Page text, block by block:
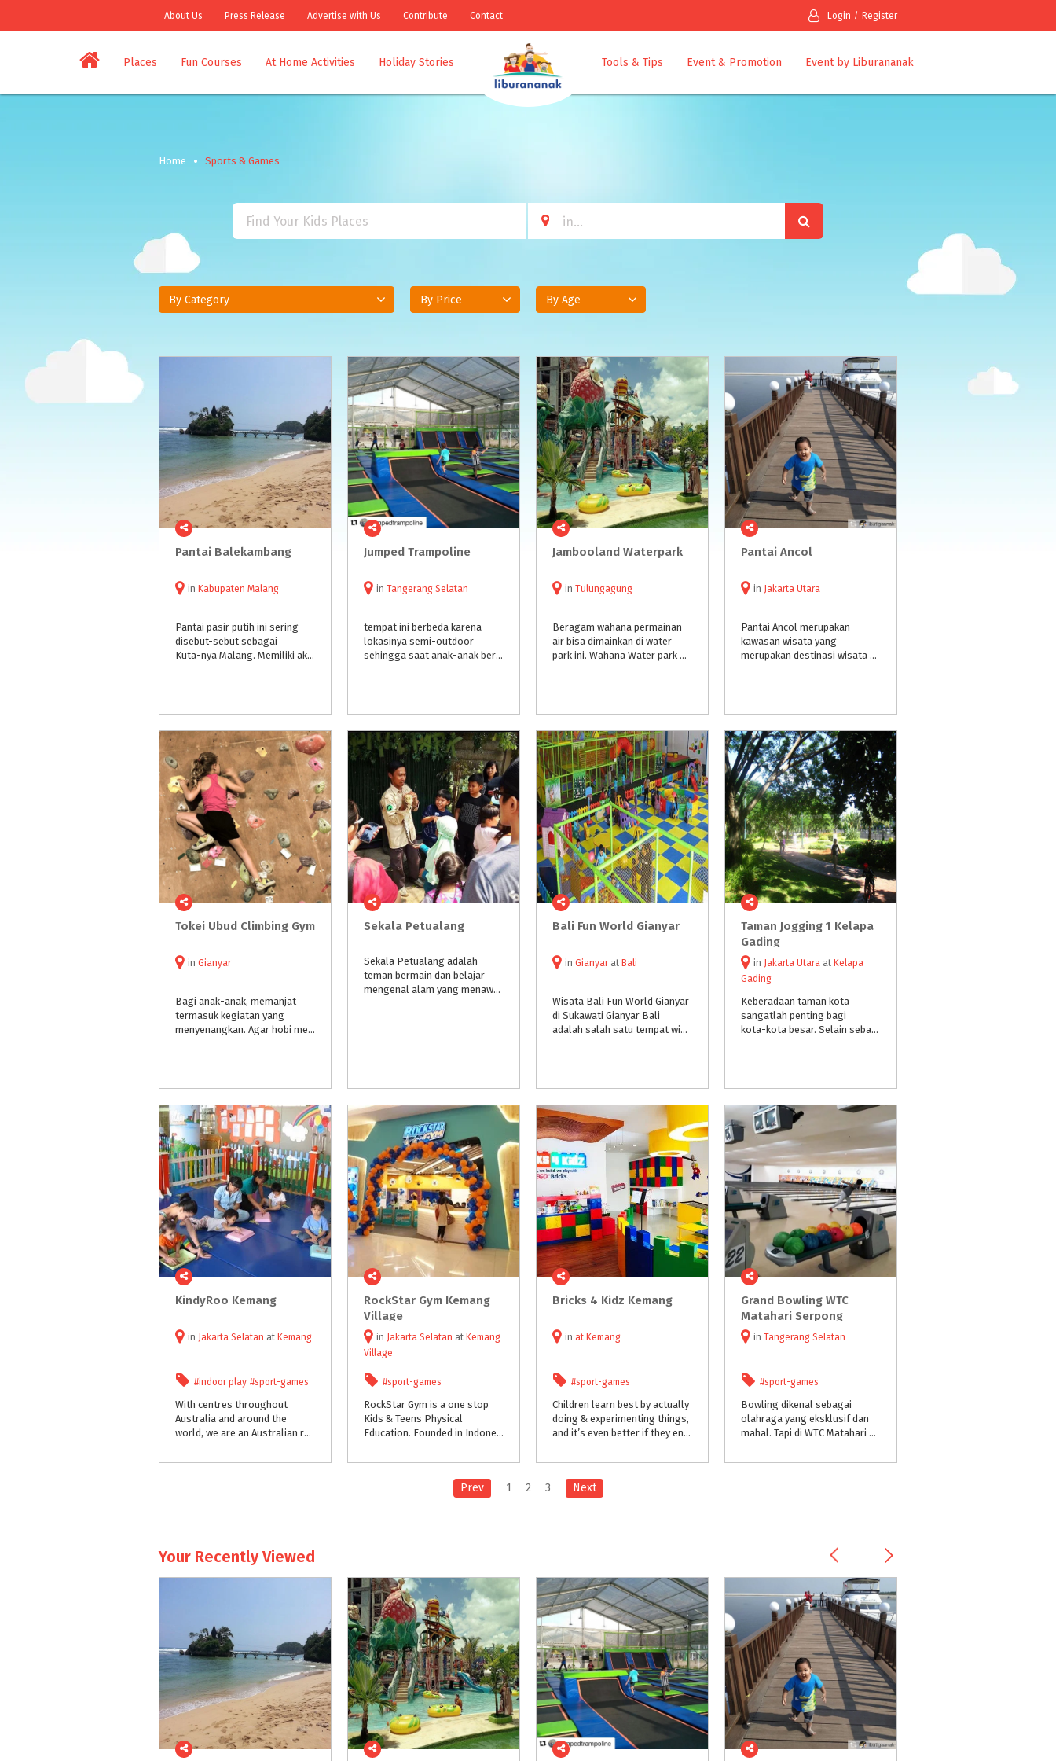
About Us Press Release Advertise with Us Contribute Contact Login Register
Places Fun Courses At Home Activities Holiday Stories Tools & Tips Event & Promotion Event by Liburananak
Home Sports & Games
By Category By Price By Age
Pantai Balekambang
in Kabupaten Malang
Pantai pasir putih ini sering
disebut-sebut sebagai
Kuta-nya Malang. Memiliki akses jalan yang mudah dan pemandangan yang indah menjadi alasan utama pengunjung. Tidak hanya wisata pantai, tetapi terdapat wisata religi, wisata budaya, wisata kuliner, dll
Jumped Trampoline
in Tangerang Selatan
tempat ini berbeda karena
lokasinya semi-outdoor
sehingga saat anak-anak bermain masih bisa merasakan hangatnya sinar matahari dan berkeringat dengan sehat
Jambooland Waterpark
in Tulungagung
Beragam wahana permainan
air bisa dimainkan di water
park ini. Wahana Water park merupakan andalan utama dan favorit para pengunjung Jambooland.
Pantai Ancol
in Jakarta Utara
Pantai Ancol merupakan
kawasan wisata yang
merupakan destinasi wisata pantai dalam kota Jakarta. Wisatawan dapat menikmati suasana segar Pantai Lagoon, Festival, Indah, Beach Pool dan Carnaval, serta Danau Impian.
Tokei Ubud Climbing Gym
in Gianyar
Bagi anak-anak, memanjat
termasuk kegiatan yang
menyenangkan. Agar hobi memanjatnya menjadi lebih menyenangkan dan aman Anda bisa ajak anak olahraga panjat tebing, salah satunya ada di Bali di @tokeiubud.
Sekala Petualang
Sekala Petualang adalah
teman bermain dan belajar
mengenal alam yang menawarkan pengalaman positif di luar ruang. Dengan memenggabungkan konsep sains yang dikemas dengan kepetualangan
Bali Fun World Gianyar
in Gianyarat Bali
Wisata Bali Fun World Gianyar
di Sukawati Gianyar Bali
adalah salah satu tempat wisata yang berada di Jl. Lettu I Wayan Sutha II, Banjar Paninjoan, Desa Batuan, Kecamatan Sukawati, Kabupaten Gianyar, Bali, Indonesia.
Taman Jogging 1 Kelapa
Gading
in Jakarta Utara at Kelapa
Gading
Keberadaan taman kota
sangatlah penting bagi
kota-kota besar. Selain sebagai ruang terbuka hijau yang dapat mengurangi polusi udara, taman kota juga dapat menjadi sarana olahraga dan tempat bersosialisasi bagi warga sekitar.
KindyRoo Kemang
in Jakarta Selatan at Kemang
#indoor play #sport-games
With centres throughout
Australia and around the
world, we are an Australian research-based early childhood learning centre established since 1982, providing neuro-education programs for babies from six weeks old to children of five years of age
RockStar Gym Kemang
Village
in Jakarta Selatan at Kemang
Village
#sport-games
RockStar Gym is a one stop
Kids & Teens Physical
Education. Founded in Indonesia in 2011 it now operates in 13 locations with over 10,000 kids and teens members.
Bricks 4 Kidz Kemang
in at Kemang
#sport-games
Children learn best by actually
doing & experimenting things,
and it’s even better if they enjoy doing it.
Grand Bowling WTC
Matahari Serpong
in Tangerang Selatan
#sport-games
Bowling dikenal sebagai
olahraga yang eksklusif dan
mahal. Tapi di WTC Matahari Serpong, Tangerang Selatan (Tangsel), Anda bisa menjajal permainan melempar bola ini dengan harga yang pas di kantong.
Prev 1 2 3 Next
Your Recently Viewed